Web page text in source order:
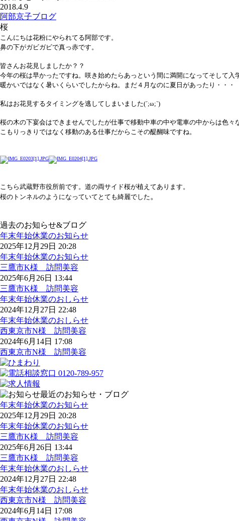
2018.4.9
阿部京子ブログ
桜
こんにちは花粉にやられてる阿部です。
鼻の下がガビガビで真っ赤です。
皆さんお花見しましたか？？
今年の桜は早かったですね。咲き始めたらあっという間に満開になってそして 入
暖かいではなく暑いくらいでしたからね。まだ４月なのに夏日があったり・・・
私はお花見するタイミングを逃してしまいました(´;ω;`)
桜の木の下宴会はできませんでしたが仕事で移動中車の中や電車の中からは色々
こもりっきりではなく移動のある仕事だからこその醍醐味ですね。
こちら武蔵野市役所前です。 道の両サイド桜が植えてあります。
桜のトンネルのようになっていてとても綺麗でした 。
過去のお知らせ&ブログ
年末年始休業のお知らせ
2025年12月29日 20:28
年末年始休業のお知らせ
三鷹市K様 訪問美容
2025年6月26日 13:44
三鷹市K様 訪問美容
年末年始休業のおしらせ
2024年12月27日 22:48
年末年始休業のおしらせ
西東京市N様 訪問美容
2024年6月14日 17:08
西東京市N様 訪問美容
最近のお知らせ・ブログ
年末年始休業のお知らせ
2025年12月29日 20:28
年末年始休業のお知らせ
三鷹市K様 訪問美容
2025年6月26日 13:44
三鷹市K様 訪問美容
年末年始休業のおしらせ
2024年12月27日 22:48
年末年始休業のおしらせ
西東京市N様 訪問美容
2024年6月14日 17:08